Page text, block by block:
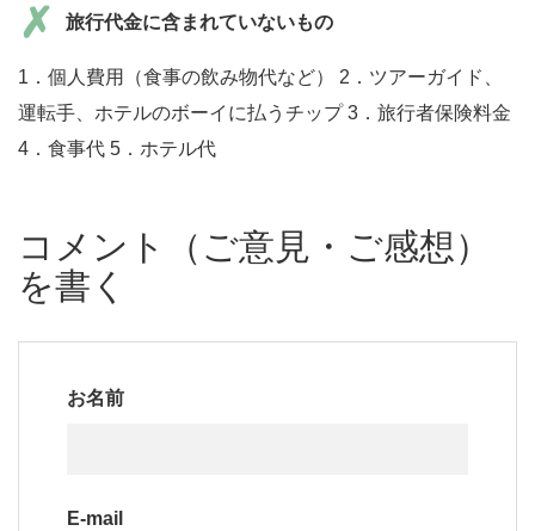
旅行代金に含まれていないもの
1．個人費用（食事の飲み物代など） 2．ツアーガイド、
運転手、ホテルのボーイに払うチップ 3．旅行者保険料金
4．食事代 5．ホテル代
コメント（ご意見・ご感想）
を書く
お名前
E-mail